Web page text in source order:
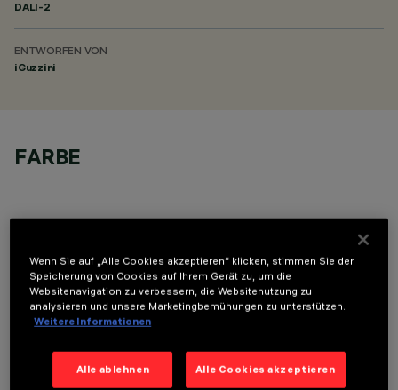
DALI-2
ENTWORFEN VON
iGuzzini
FARBE
OPTIONALE KOMPONENTEN
Wenn Sie auf „Alle Cookies akzeptieren“ klicken, stimmen Sie der
Speicherung von Cookies auf Ihrem Gerät zu, um die
Websitenavigation zu verbessern, die Websitenutzung zu
analysieren und unsere Marketingbemühungen zu unterstützen.
Weitere Informationen
Alle ablehnen Alle Cookies akzeptieren